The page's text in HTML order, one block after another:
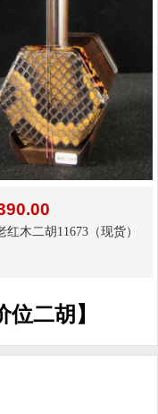
红木二胡11673（现货）
位二胡】